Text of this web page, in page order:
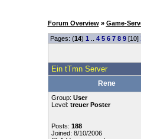
Forum Overview » Game-
Pages: (14) 1 4 5 6 7 8 9[10]
Ein tTmn Server
Rene
Group: User
Level: treuer Poster
Posts: 188
Joined: 8/10/2006